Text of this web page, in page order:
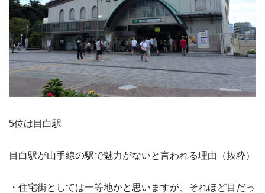
5位は目白駅
目白駅が山手線の駅で魅力がないと言われる理由（抜粋）
・住宅街としては一等地かと思いますが、それほど目だっ